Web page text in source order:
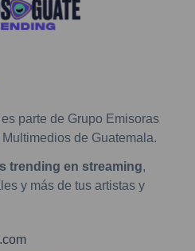
parte de Grupo Emisoras
de Guatemala.
trending en streaming,
y más de tus artistas y